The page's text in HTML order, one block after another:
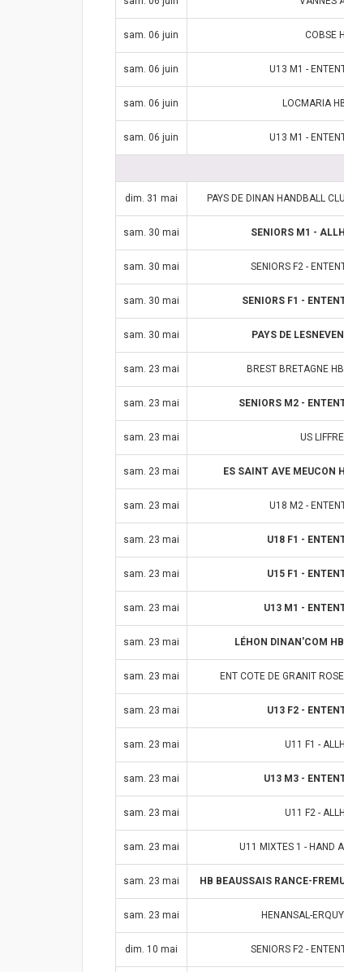
sam. 06 juin COBSE
sam. 06 juin U13 M1 -
sam. 06 juin LOCMARIA
sam. 06 juin U13 M1 -
dim. 31 mai PAYS DE DINAN HANDBALL
sam. 30 mai SENIORS M1 -
sam. 30 mai SENIORS F2 -
sam. 30 mai SENIORS F1 -
sam. 30 mai PAYS DE
sam. 23 mai BREST BRETAGNE
sam. 23 mai SENIORS M2 -
sam. 23 mai US
sam. 23 mai ES SAINT AVE MEUCON
sam. 23 mai U18 M2 -
sam. 23 mai U18 F1 -
sam. 23 mai U15 F1 -
sam. 23 mai U13 M1 -
sam. 23 mai LÉHON DINAN'COM
sam. 23 mai ENT COTE DE GRANIT
sam. 23 mai U13 F2 -
sam. 23 mai U11 F1 -
sam. 23 mai U13 M3 -
sam. 23 mai U11 F2 -
sam. 23 mai U11 MIXTES 1 - HAND
sam. 23 mai HB BEAUSSAIS RANCE-
sam. 23 mai HENANSAL-
dim. 10 mai SENIORS F2 -